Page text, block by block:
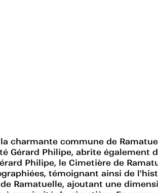
charmante commune de
Gérard Philipe, abrite
Philipe, le Cimetière de
témoignant ainsi de
Ramatuelle, ajoutant une